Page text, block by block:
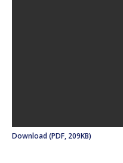
Download (PDF, 209KB)